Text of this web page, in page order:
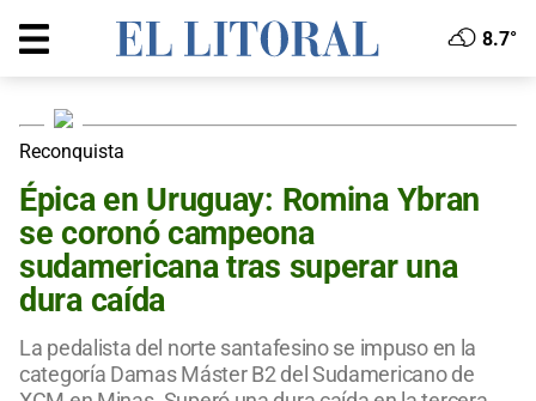
8.7°
Reconquista
Épica en Uruguay: Romina Ybran
se coronó campeona
sudamericana tras superar una
dura caída
La pedalista del norte santafesino se impuso en la
categoría Damas Máster B2 del Sudamericano de